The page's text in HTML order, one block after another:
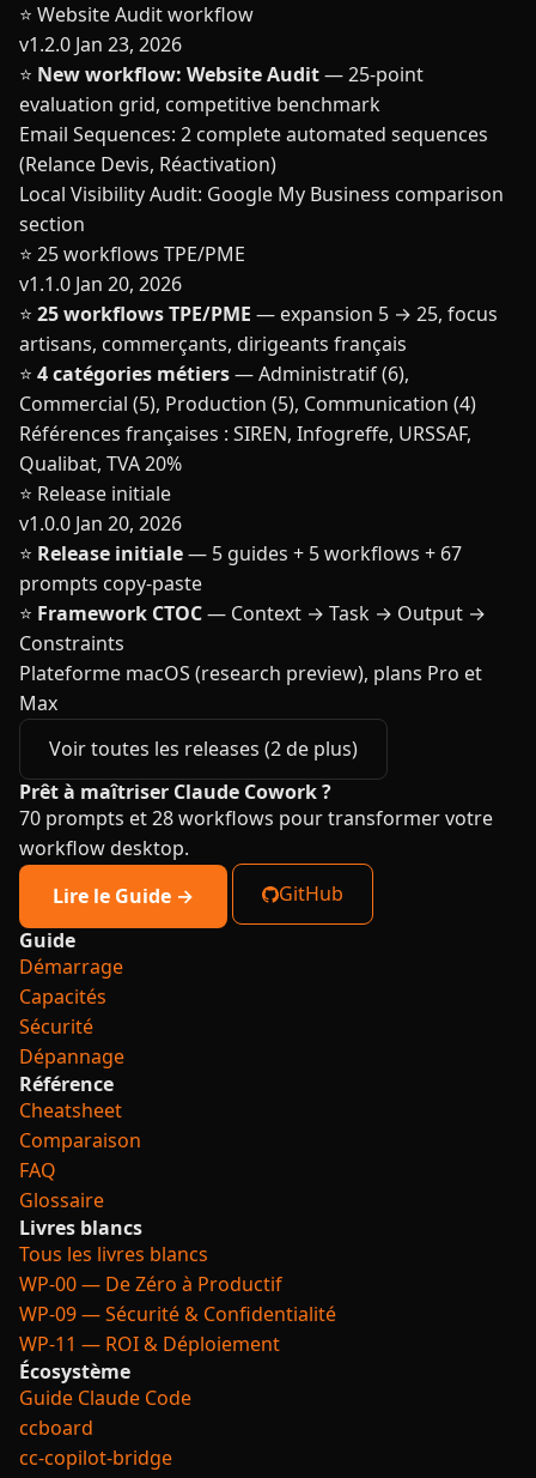
⭐ Website Audit workflow
v1.2.0 Jan 23, 2026
⭐ New workflow: Website Audit— 25-point
evaluation grid, competitive benchmark
Email Sequences: 2 complete automated sequences
(Relance Devis, Réactivation)
Local Visibility Audit: Google My Business comparison
section
⭐ 25 workflows TPE/PME
v1.1.0 Jan 20, 2026
⭐ 25 workflows TPE/PME — expansion 5 → 25, focus
artisans, commerçants, dirigeants français
⭐ 4 catégories métiers— Administratif (6),
Commercial (5), Production (5), Communication (4)
Références françaises : SIREN, Infogreffe, URSSAF,
Qualibat, TVA 20%
⭐ Release initiale
v1.0.0 Jan 20, 2026
⭐ Release initiale— 5 guides + 5 workflows + 67
prompts copy-paste
⭐ Framework CTOC— Context → Task → Output →
Constraints
Plateforme macOS (research preview), plans Pro et
Max
Voir toutes les releases (2 de plus)
Prêt à maîtriser Claude Cowork ?
70 prompts et 28 workflows pour transformer votre
workflow desktop.
Lire le Guide →
GitHub
Guide
Démarrage
Capacités
Sécurité
Dépannage
Référence
Cheatsheet
Comparaison
FAQ
Glossaire
Livres blancs
Tous les livres blancs
WP-00 — De Zéro à Productif
WP-09 — Sécurité & Confidentialité
WP-11 — ROI & Déploiement
Écosystème
Guide Claude Code
ccboard
cc-copilot-bridge